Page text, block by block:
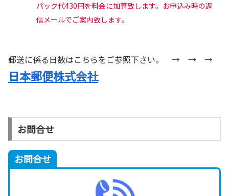
パック代430円を料金に加算致します。お申込み時の返
信メールでご案内致します。
郵送に係る日数はこちらをご参照下さい。 → → →
日本郵便株式会社
お問合せ
お問合せ